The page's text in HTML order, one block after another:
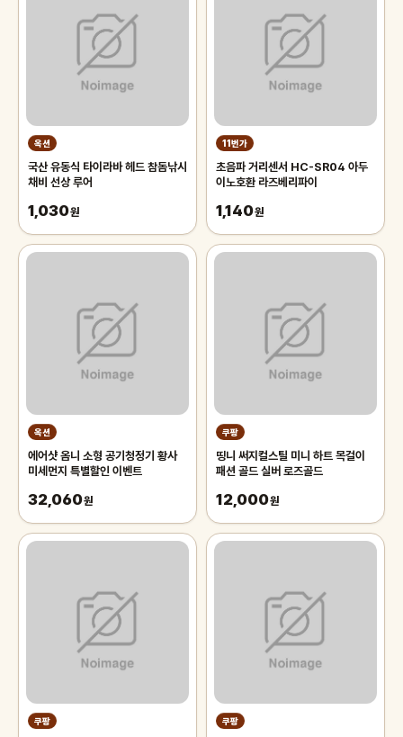
옥션
국산 유동식 타이라바 헤드 참돔낚시
채비 선상 루어
1,030원
11번가
초음파 거리센서 HC-SR04 아두
이노호환 라즈베리파이
1,140원
옥션
에어샷 옴니 소형 공기청정기 황사
미세먼지 특별할인 이벤트
32,060원
쿠팡
띵니 써지컬스틸 미니 하트 목걸이
패션 골드 실버 로즈골드
12,000원
쿠팡 쿠팡